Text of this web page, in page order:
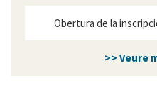
Obertura de la
>> Veure